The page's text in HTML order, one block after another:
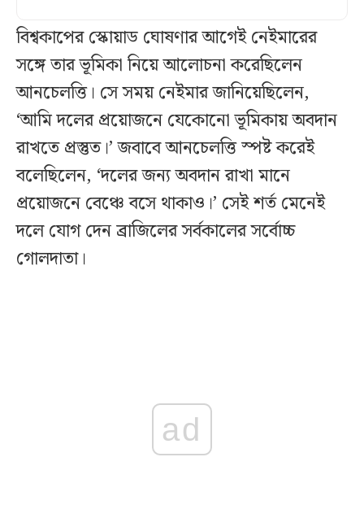
বিশ্বকাপের স্কোয়াড ঘোষণার আগেই নেইমারের
সঙ্গে তার ভূমিকা নিয়ে আলোচনা করেছিলেন
আনচেলত্তি। সে সময় নেইমার জানিয়েছিলেন,
‘আমি দলের প্রয়োজনে যেকোনো ভূমিকায় অবদান
রাখতে প্রস্তুত।’ জবাবে আনচেলত্তি স্পষ্ট করেই
বলেছিলেন, ‘দলের জন্য অবদান রাখা মানে
প্রয়োজনে বেঞ্চে বসে থাকাও।’ সেই শর্ত মেনেই
দলে যোগ দেন ব্রাজিলের সর্বকালের সর্বোচ্চ
গোলদাতা।
ad